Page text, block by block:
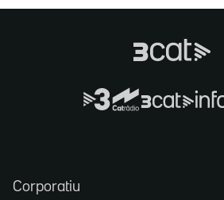
Corporatiu